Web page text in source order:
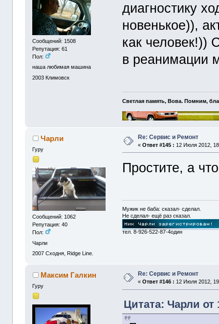
Сообщений: 1508
Репутация: 61
Пол:
наша любимая машина
2003 Климовск
диагностику
новенькое)),
как человек!))
в реанимации
Светлая память, Вова. Помним,
Чарли
Гуру
Сообщений: 1062
Репутация: 40
Пол:
Чарли
2007 Сходня, Ridge Line.
Re: Сервис и Ремонт
«Ответ #145 : 12 Июля 2012,
Простите, а
Мужик не баба: сказал- сделал.
Не сделал- ещё раз сказал.
тел. 8-926-522-87-4один
Максим Галкин
Гуру
Re: Сервис и Ремонт
«Ответ #146 : 12 Июля 2012,
Цитата: Чарли от